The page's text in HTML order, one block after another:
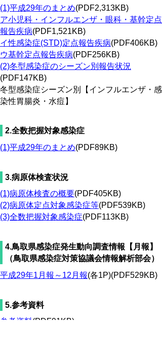
(1)平成29年のまとめ(PDF2,313KB)
ア小児科・インフルエンザ・眼科・基幹定点
報告疾病(PDF1,521KB)
イ性感染症(STD)定点報告疾病(PDF406KB)
ウ基幹定点報告疾病(PDF256KB)
(2)冬型感染症のシーズン別報告状況
(PDF147KB)
冬型感染症シーズン別【インフルエンザ・感
染性胃腸炎・水痘】
2.全数把握対象感染症
(1)平成29年のまとめ(PDF89KB)
3.病原体検査状況
(1)病原体検査の概要(PDF405KB)
(2)病原体定点対象感染症等(PDF539KB)
(3)全数把握対象感染症(PDF113KB)
4.鳥取県感染症発生動向調査情報【月報】
（鳥取県感染症対策協議会情報解析部会）
平成29年1月報～12月報(各1P)(PDF529KB)
5.参考資料
参考資料(PDF91KB)